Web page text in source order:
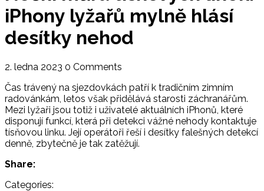
iPhony lyžařů mylně hlásí
desítky nehod
2. ledna 2023 0 Comments
Čas trávený na sjezdovkách patří k tradičním zimním
radovánkám, letos však přidělává starosti záchranářům.
Mezi lyžaři jsou totiž i uživatelé aktuálních iPhonů, které
disponují funkcí, která při detekci vážné nehody kontaktuje
tísňovou linku. Její operátoři řeší i desítky falešných detekcí
denně, zbytečně je tak zatěžují.
Share:
Categories: